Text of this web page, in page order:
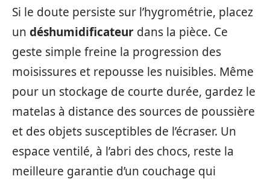
Si le doute persiste sur l’hygrométrie, placez
un déshumidificateur dans la pièce. Ce
geste simple freine la progression des
moisissures et repousse les nuisibles. Même
pour un stockage de courte durée, gardez le
matelas à distance des sources de poussière
et des objets susceptibles de l’écraser. Un
espace ventilé, à l’abri des chocs, reste la
meilleure garantie d’un couchage qui